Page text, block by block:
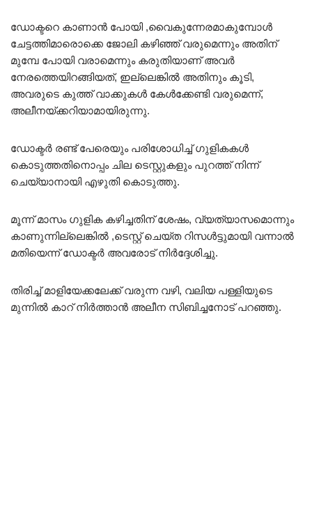
ഡോക്ടറെ കാണാൻ പോയി ,വൈകുന്നേരമാകുമ്പോൾ
ചേട്ടത്തിമാരൊക്കെ ജോലി കഴിഞ്ഞ് വരുമെന്നും അതിന്
മുമ്പേ പോയി വരാമെന്നും കരുതിയാണ് അവർ
നേരത്തെയിറങ്ങിയത്, ഇല്ലെങ്കിൽ അതിനും കൂടി,
അവരുടെ കുത്ത് വാക്കുകൾ കേൾക്കേണ്ടി വരുമെന്ന്,
അലീനയ്ക്കറിയാമായിരുന്നു.
ഡോക്ടർ രണ്ട് പേരെയും പരിശോധിച്ച് ഗുളികകൾ
കൊടുത്തതിനൊപ്പം ചില ടെസ്റ്റുകളും പുറത്ത് നിന്ന്
ചെയ്യാനായി എഴുതി കൊടുത്തു.
മൂന്ന് മാസം ഗുളിക കഴിച്ചതിന് ശേഷം, വ്യത്യാസമൊന്നും
കാണുന്നില്ലെങ്കിൽ ,ടെസ്റ്റ് ചെയ്ത റിസൾട്ടുമായി വന്നാൽ
മതിയെന്ന് ഡോക്ടർ അവരോട് നിർദ്ദേശിച്ചു.
തിരിച്ച് മാളിയേക്കലേക്ക് വരുന്ന വഴി, വലിയ പള്ളിയുടെ
മുന്നിൽ കാറ് നിർത്താൻ അലീന സിബിച്ചനോട് പറഞ്ഞു.